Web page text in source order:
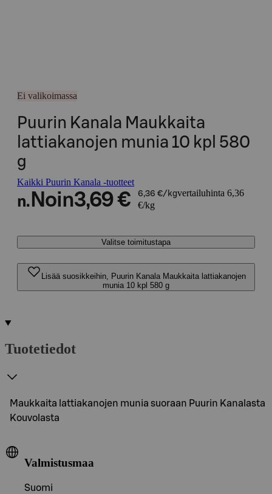
Ei valikoimassa
Puurin Kanala Maukkaita
lattiakanojen munia 10 kpl 580
g
Kaikki Puurin Kanala -tuotteet
n. Noin3,69 € 6,36 €/kgvertailuhinta 6,36
€/kg
Valitse toimitustapa
Lisää suosikkeihin, Puurin Kanala Maukkaita lattiakanojen
munia 10 kpl 580 g
Tuotetiedot
Maukkaita lattiakanojen munia suoraan Puurin Kanalasta
Kouvolasta
Valmistusmaa
Suomi